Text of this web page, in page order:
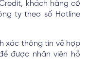
khách hàng có
ty theo số Hotline
xác thông tin về hợp
được nhân viên hỗ